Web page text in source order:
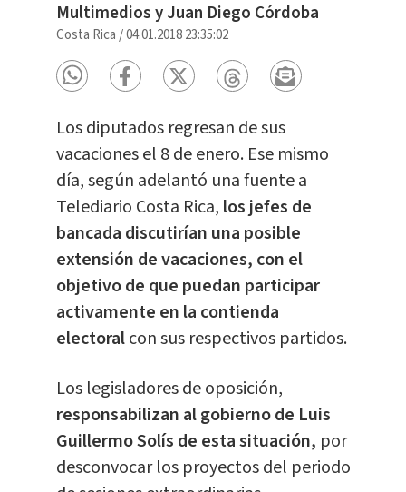
Multimedios y Juan Diego Córdoba
Costa Rica /04.01.2018 23:35:02
Los diputados regresan de sus
vacaciones el 8 de enero. Ese mismo
día, según adelantó una fuente a
Telediario Costa Rica, los jefes de
bancada discutirían una posible
extensión de vacaciones, con el
objetivo de que puedan participar
activamente en la contienda
electoralcon sus respectivos partidos.
Los legisladores de oposición,
responsabilizan al gobierno de Luis
Guillermo Solís de esta situación, por
desconvocar los proyectos del periodo